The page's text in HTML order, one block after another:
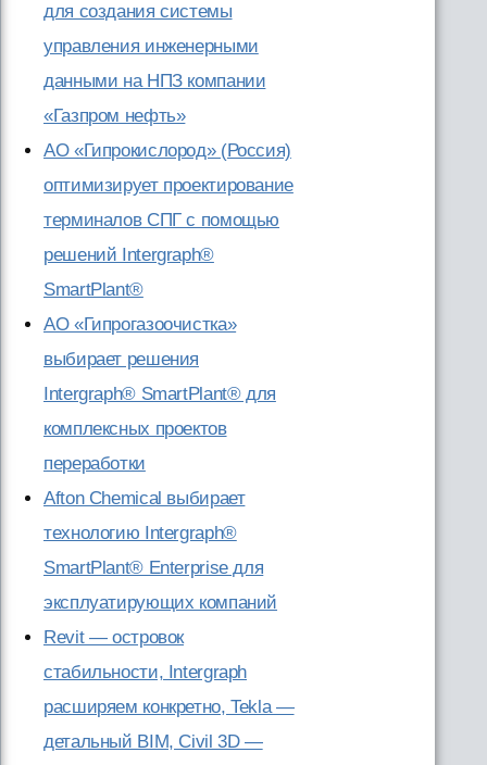
для создания системы
управления инженерными
данными на НПЗ компании
«Газпром нефть»
АО «Гипрокислород» (Россия)
оптимизирует проектирование
терминалов СПГ с помощью
решений Intergraph®
SmartPlant®
АО «Гипрогазоочистка»
выбирает решения
Intergraph® SmartPlant® для
комплексных проектов
переработки
Afton Chemical выбирает
технологию Intergraph®
SmartPlant® Enterprise для
эксплуатирующих компаний
Revit — островок
стабильности, Intergraph
расширяем конкретно, Tekla —
детальный BIM, Civil 3D —